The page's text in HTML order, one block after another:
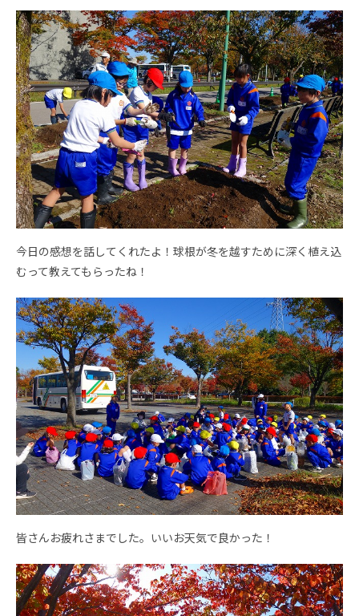
今日の感想を話してくれたよ！球根が冬を越すために深く植え込
むって教えてもらったね！
皆さんお疲れさまでした。いいお天気で良かった！